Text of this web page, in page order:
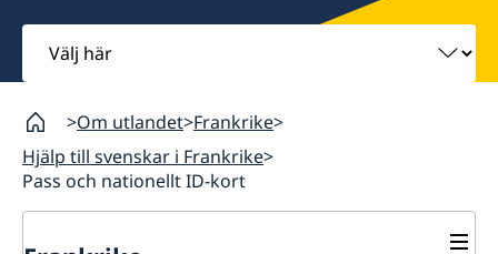
Välj
här
Om utlandet Frankrike
Hjälp till svenskar i Frankrike
Pass och nationellt ID-kort